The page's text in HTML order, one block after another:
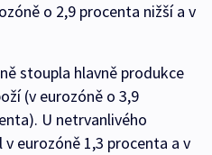
o 2,9 procenta nižší a v
stoupla hlavně produkce
(v eurozóně o 3,9
U netrvanlivého
eurozóně 1,3 procenta a v